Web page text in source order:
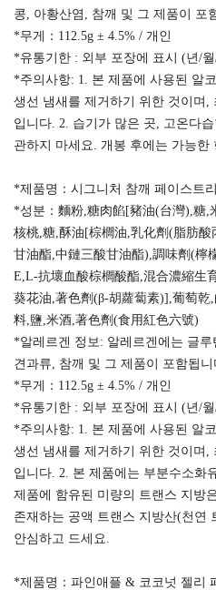
콩, 아황산염, 참깨 및 그 제품이 포
*무게：112.5g ± 4.5% / 개인
*유통기한 : 외부 포장에 표시 (년/
*주의사항: 1. 본 제품에 사용된 알
생선 냄새를 제거하기 위한 것이며,
입니다. 2. 습기가 많은 곳, 고온다
관하지 마세요. 개봉 후에는 가능한
*제품명：시그니처 참깨 페이스트
*성분：麵粉,糖肉餡[豬油(台灣),糖,
核桃,糖,酥油[棕櫚油,乳化劑(脂肪
甘油酯,中鏈三酸甘油酯),調味劑(檸
E,L-抗壞血酸棕櫚酸酯,混合濃縮生
葵花油,著色劑(β-胡蘿蔔素)],葡萄乾
料,鹽,米酒,著色劑(食用紅色六號)
*알레르겐 정보: 알레르겐에는 글루
견과류, 참깨 및 그 제품이 포함됩니
*무게：112.5g ± 4.5% / 개인
*유통기한 : 외부 포장에 표시 (년/
*주의사항: 1. 본 제품에 사용된 알
생선 냄새를 제거하기 위한 것이며,
입니다. 2. 본 제품에는 부분수소화
제품에 함유된 미량의 트랜스 지방
존재하는 공액 트랜스 지방산(천연
안심하고 드세요.
*제품명：파인애플 & 코코넛 젤리